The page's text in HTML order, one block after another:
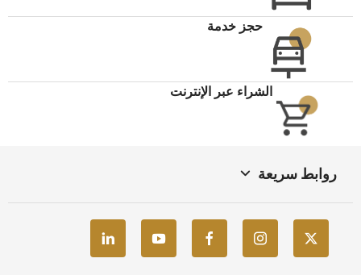
حجز خدمة
الشراء عبر الإنترنت
روابط سريعة